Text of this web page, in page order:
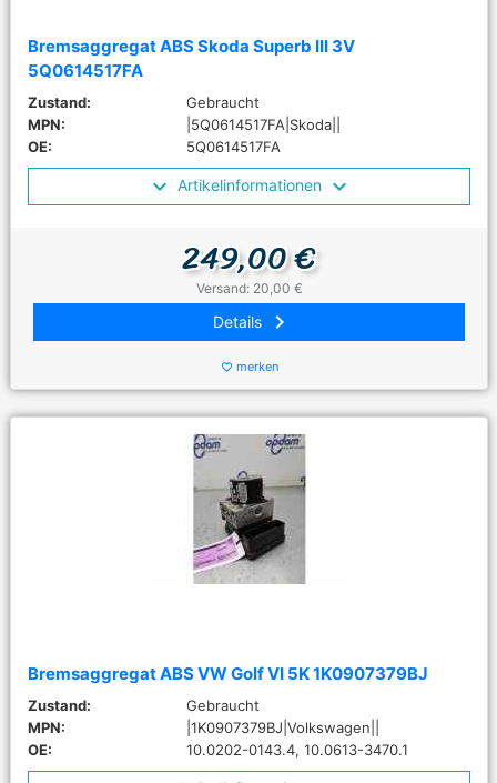
Bremsaggregat ABS Skoda Superb III 3V
5Q0614517FA
Zustand:
Gebraucht
MPN:
|5Q0614517FA|Skoda||
OE:
5Q0614517FA
Artikelinformationen
249,00 €
Versand: 20,00 €
Details keyboard_arrow_right
favorite_border merken
Bremsaggregat ABS VW Golf VI 5K 1K0907379BJ
Zustand:
Gebraucht
MPN:
|1K0907379BJ|Volkswagen||
OE:
10.0202-0143.4, 10.0613-3470.1